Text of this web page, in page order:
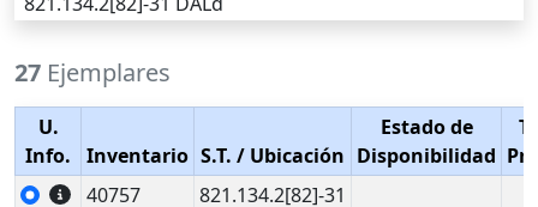
27 Ejemplares
U.
Info.
Inventario S.T. / Ubicación
Estado de
Disponibilidad
40757
821.134.2[82]-31